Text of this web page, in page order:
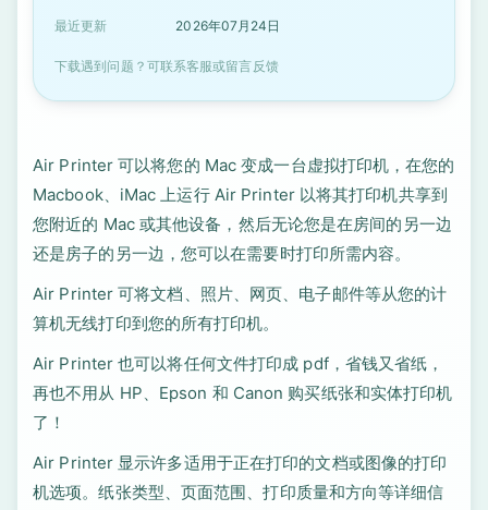
最近更新 2026年07月24日
下载遇到问题？可联系客服或留言反馈
Air Printer 可以将您的 Mac 变成一台虚拟打印机，在您的
Macbook、iMac 上运行 Air Printer 以将其打印机共享到
您附近的 Mac 或其他设备，然后无论您是在房间的另一边
还是房子的另一边，您可以在需要时打印所需内容。
Air Printer 可将文档、照片、网页、电子邮件等从您的计
算机无线打印到您的所有打印机。
Air Printer 也可以将任何文件打印成 pdf，省钱又省纸，
再也不用从 HP、Epson 和 Canon 购买纸张和实体打印机
了！
Air Printer 显示许多适用于正在打印的文档或图像的打印
机选项。纸张类型、页面范围、打印质量和方向等详细信